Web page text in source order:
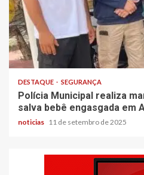
DESTAQUE SEGURANÇA
Polícia Municipal realiza
salva bebê engasgada em
noticias 11 de setembro de 2025